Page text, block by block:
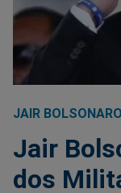
JAIR BOLSONARO
Jair
dos